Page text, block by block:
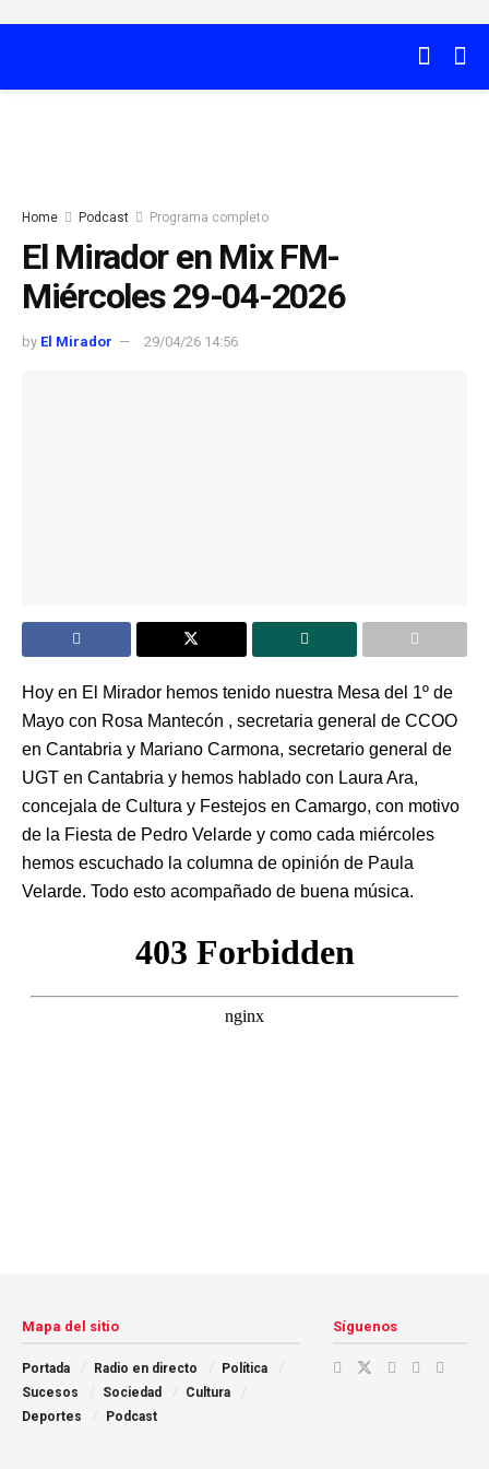
Home Podcast Programa completo
El Mirador en Mix FM-
Miércoles 29-04-2026
by El Mirador 29/04/26 14:56
Hoy en El Mirador hemos tenido nuestra Mesa del 1º de
Mayo con Rosa Mantecón , secretaria general de CCOO
en Cantabria y Mariano Carmona, secretario general de
UGT en Cantabria y hemos hablado con Laura Ara,
concejala de Cultura y Festejos en Camargo, con motivo
de la Fiesta de Pedro Velarde y como cada miércoles
hemos escuchado la columna de opinión de Paula
Velarde. Todo esto acompañado de buena música.
Mapa del sitio
Portada Radio en directo
Política
Sucesos
Sociedad
Cultura
Deportes
Podcast
Síguenos